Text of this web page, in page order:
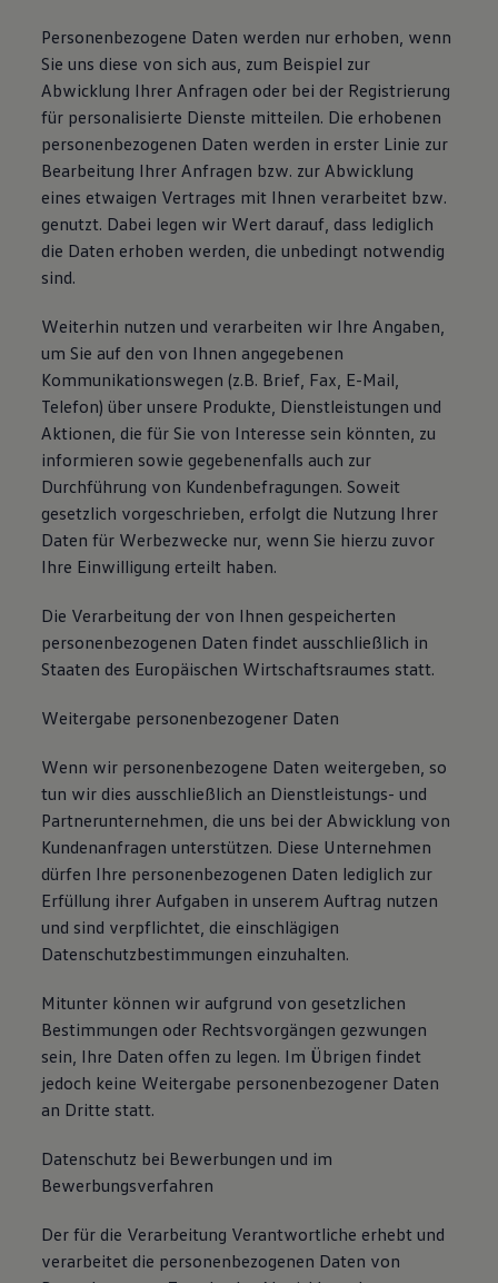
Personenbezogene Daten werden nur erhoben, wenn
Sie uns diese von sich aus, zum Beispiel zur
Abwicklung Ihrer Anfragen oder bei der Registrierung
für personalisierte Dienste mitteilen. Die erhobenen
personenbezogenen Daten werden in erster Linie zur
Bearbeitung Ihrer Anfragen bzw. zur Abwicklung
eines etwaigen Vertrages mit Ihnen verarbeitet bzw.
genutzt. Dabei legen wir Wert darauf, dass lediglich
die Daten erhoben werden, die unbedingt notwendig
sind.
Weiterhin nutzen und verarbeiten wir Ihre Angaben,
um Sie auf den von Ihnen angegebenen
Kommunikationswegen (z.B. Brief, Fax, E-Mail,
Telefon) über unsere Produkte, Dienstleistungen und
Aktionen, die für Sie von Interesse sein könnten, zu
informieren sowie gegebenenfalls auch zur
Durchführung von Kundenbefragungen. Soweit
gesetzlich vorgeschrieben, erfolgt die Nutzung Ihrer
Daten für Werbezwecke nur, wenn Sie hierzu zuvor
Ihre Einwilligung erteilt haben.
Die Verarbeitung der von Ihnen gespeicherten
personenbezogenen Daten findet ausschließlich in
Staaten des Europäischen Wirtschaftsraumes statt.
Weitergabe personenbezogener Daten
Wenn wir personenbezogene Daten weitergeben, so
tun wir dies ausschließlich an Dienstleistungs- und
Partnerunternehmen, die uns bei der Abwicklung von
Kundenanfragen unterstützen. Diese Unternehmen
dürfen Ihre personenbezogenen Daten lediglich zur
Erfüllung ihrer Aufgaben in unserem Auftrag nutzen
und sind verpflichtet, die einschlägigen
Datenschutzbestimmungen einzuhalten.
Mitunter können wir aufgrund von gesetzlichen
Bestimmungen oder Rechtsvorgängen gezwungen
sein, Ihre Daten offen zu legen. Im Übrigen findet
jedoch keine Weitergabe personenbezogener Daten
an Dritte statt.
Datenschutz bei Bewerbungen und im
Bewerbungsverfahren
Der für die Verarbeitung Verantwortliche erhebt und
verarbeitet die personenbezogenen Daten von